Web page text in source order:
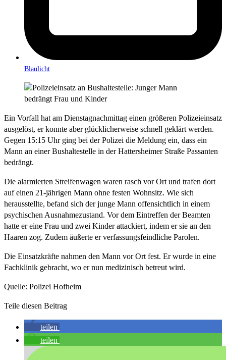
Blaulicht
Ein Vorfall hat am Dienstagnachmittag einen größeren Polizeieinsatz
ausgelöst, er konnte aber glücklicherweise schnell geklärt werden.
Gegen 15:15 Uhr ging bei der Polizei die Meldung ein, dass ein
Mann an einer Bushaltestelle in der Hattersheimer Straße Passanten
bedrängt.
Die alarmierten Streifenwagen waren rasch vor Ort und trafen dort
auf einen 21-jährigen Mann ohne festen Wohnsitz. Wie sich
herausstellte, befand sich der junge Mann offensichtlich in einem
psychischen Ausnahmezustand. Vor dem Eintreffen der Beamten
hatte er eine Frau und zwei Kinder attackiert, indem er sie an den
Haaren zog. Zudem äußerte er verfassungsfeindliche Parolen.
Die Einsatzkräfte nahmen den Mann vor Ort fest. Er wurde in eine
Fachklinik gebracht, wo er nun medizinisch betreut wird.
Quelle: Polizei Hofheim
Teile diesen Beitrag
teilen
teilen